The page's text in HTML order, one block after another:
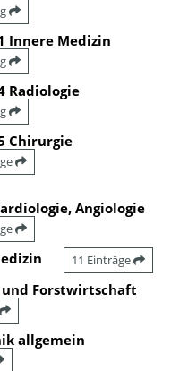
Innere Medizin
Radiologie
Chirurgie
Angiologie
11 Einträge
und Forstwirtschaft
allgemein